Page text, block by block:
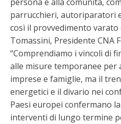
parrucchieri, autoriparatori
così il provvedimento
Tomassini, Presidente CNA
“Comprendiamo i vincoli di
alle misure temporanee per
imprese e famiglie, ma il
energetici e il divario nei
Paesi europei confermano
interventi di lungo termine